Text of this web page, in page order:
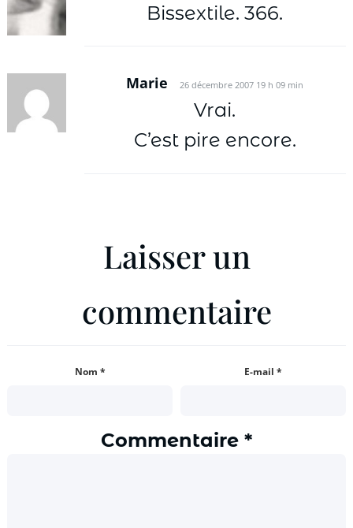
Bissextile. 366.
Marie 26 décembre 2007 19 h 09 min
Vrai.
C’est pire encore.
Laisser un
commentaire
Nom * E-mail *
Commentaire *